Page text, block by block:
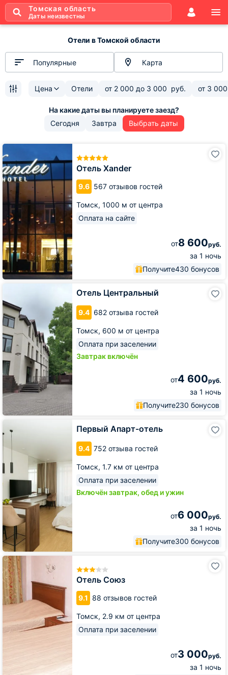
Томская область
Даты неизвестны
Отели в Томской области
Популярные Карта
Цена Отели от 2 000 до 3 000 руб. от 3 000
Сегодня Завтра Выбрать даты
Отель Xander
9.6 567 отзывов гостей
Томск, 1000 м от центра
Оплата на сайте
от8 600руб.
за 1 ночь
Получите430 бонусов
Отель
Xander
Отель Центральный
9.4 682 отзыва гостей
Томск, 600 м от центра
Оплата при заселении
Завтрак включён
от4 600руб.
за 1 ночь
Получите230 бонусов
Первый Апарт-отель
9.4 752 отзыва гостей
Томск, 1.7 км от центра
Оплата при заселении
Включён завтрак, обед и ужин
от6 000руб.
за 1 ночь
Получите300 бонусов
Первый
Апарт-
Отель Союз
9.1 88 отзывов гостей
Томск, 2.9 км от центра
Оплата при заселении
от3 000руб.
за 1 ночь
Отель
Союз